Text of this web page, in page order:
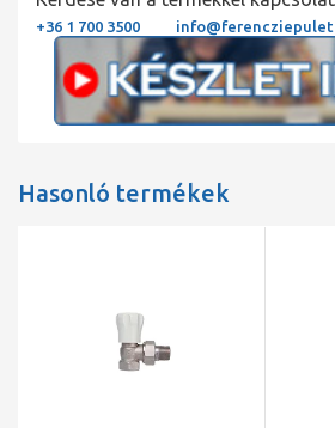
+36 1 700 3500
Hasonló termékek